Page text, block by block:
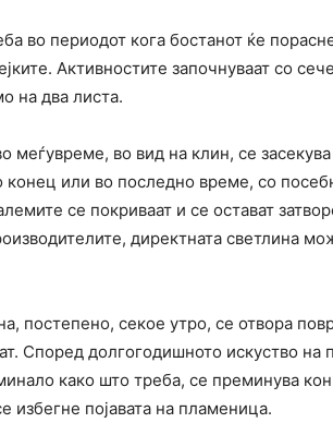
во периодот кога бостанот ќе
Активностите започнуваат со
на два листа.
меѓувреме, во вид на клин, се
конец или во последно време, со
се покриваат и се остават
директната светлина
постепено, секое утро, се отвора
Според долгогодишното искуство на
како што треба, се преминува кон
избегне појавата на пламеница.